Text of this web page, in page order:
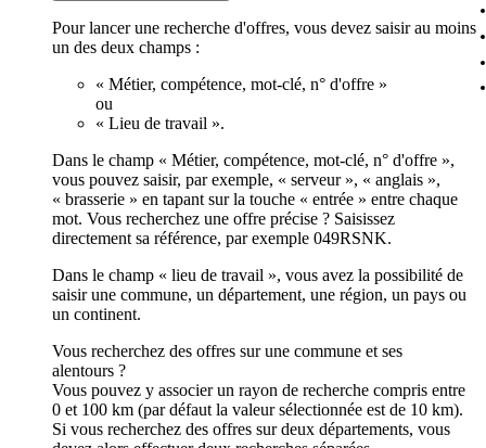
Pour lancer une recherche d'offres, vous devez saisir au moins
un des deux champs :
« Métier, compétence, mot-clé, n° d'offre »
ou
« Lieu de travail ».
Dans le champ « Métier, compétence, mot-clé, n° d'offre »,
vous pouvez saisir, par exemple, « serveur », « anglais »,
« brasserie » en tapant sur la touche « entrée » entre chaque
mot. Vous recherchez une offre précise ? Saisissez
directement sa référence, par exemple 049RSNK.
Dans le champ « lieu de travail », vous avez la possibilité de
saisir une commune, un département, une région, un pays ou
un continent.
Vous recherchez des offres sur une commune et ses
alentours ?
Vous pouvez y associer un rayon de recherche compris entre
0 et 100 km (par défaut la valeur sélectionnée est de 10 km).
Si vous recherchez des offres sur deux départements, vous